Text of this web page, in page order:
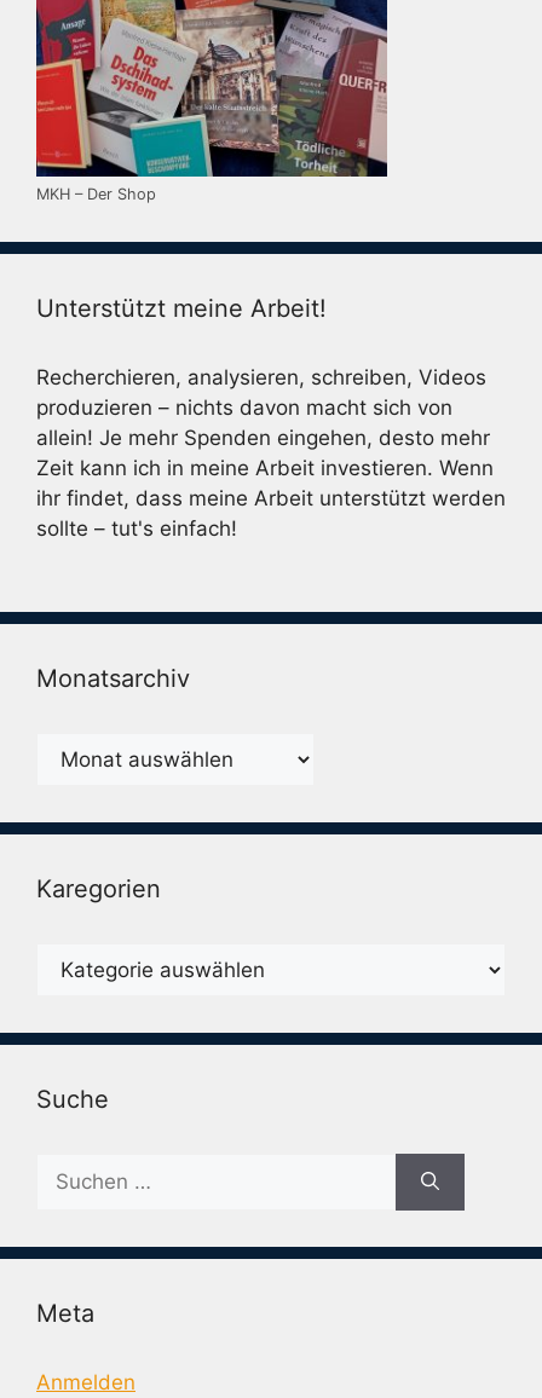
MKH – Der Shop
Unterstützt meine Arbeit!
Recherchieren, analysieren, schreiben, Videos
produzieren – nichts davon macht sich von
allein! Je mehr Spenden eingehen, desto mehr
Zeit kann ich in meine Arbeit investieren. Wenn
ihr findet, dass meine Arbeit unterstützt werden
sollte – tut's einfach!
Monatsarchiv
Monatsarchiv
Karegorien
Karegorien
Suche
nach:
Meta
Anmelden